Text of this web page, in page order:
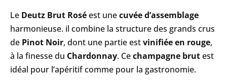
Le Deutz Brut Roséest unecuvée d’assemblage
harmonieuse. il combine la structure des grands crus
de Pinot Noir, dont une partie estvinifiée en rouge,
à la finesse du Chardonnay. Cechampagne brutest
idéal pour l’apéritif comme pour la gastronomie.